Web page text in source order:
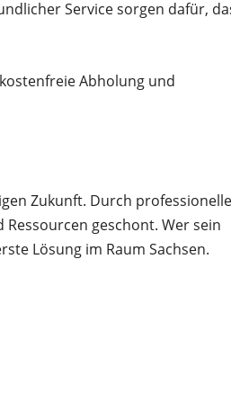
Service sorgen dafür,
Abholung und
Zukunft. Durch professionelle
geschont. Wer sein
Lösung im Raum Sachsen.